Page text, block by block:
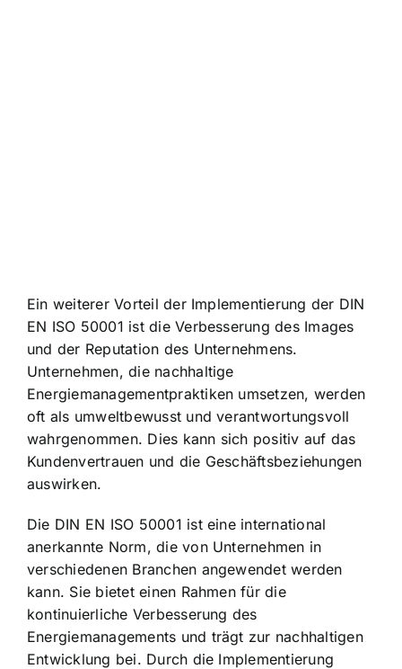
Ein weiterer Vorteil der Implementierung der DIN
EN ISO 50001 ist die Verbesserung des Images
und der Reputation des Unternehmens.
Unternehmen, die nachhaltige
Energiemanagementpraktiken umsetzen, werden
oft als umweltbewusst und verantwortungsvoll
wahrgenommen. Dies kann sich positiv auf das
Kundenvertrauen und die Geschäftsbeziehungen
auswirken.
Die DIN EN ISO 50001 ist eine international
anerkannte Norm, die von Unternehmen in
verschiedenen Branchen angewendet werden
kann. Sie bietet einen Rahmen für die
kontinuierliche Verbesserung des
Energiemanagements und trägt zur nachhaltigen
Entwicklung bei. Durch die Implementierung